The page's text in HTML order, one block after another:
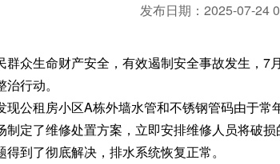
发布日期：2025-07-24
众生命财产安全，有效遏制安全事故发生，7
行动。
公租房小区A栋外墙水管和不锈钢管码由于常
制定了维修处置方案，立即安排维修人员将破
到了彻底解决，排水系统恢复正常。